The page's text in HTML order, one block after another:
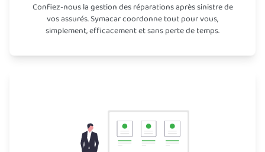
Confiez-nous la gestion des réparations après sinistre de
vos assurés. Symacar coordonne tout pour vous,
simplement, efficacement et sans perte de temps.